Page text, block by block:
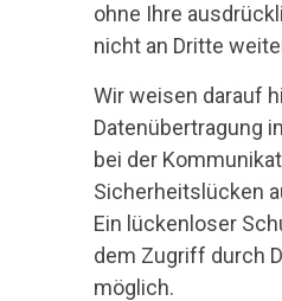
ohne Ihre
nicht an Dritte
Wir weisen darauf
Datenübertragung
bei der
Sicherheitslücken
Ein lückenloser
dem Zugriff durch
möglich.